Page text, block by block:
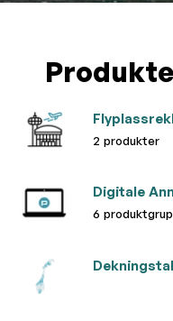
2 produkter
Digitale
6